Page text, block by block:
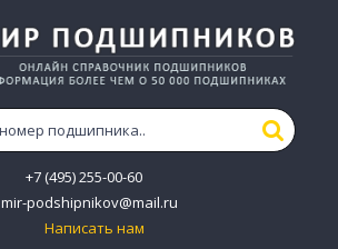
+7 (495) 255-00-60
mir-podshipnikov@mail.ru
Написать нам